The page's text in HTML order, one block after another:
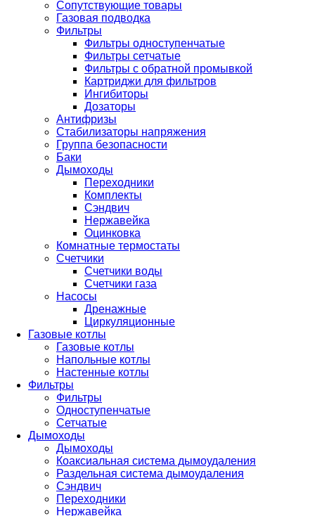
Сопутствующие товары
Газовая подводка
Фильтры
Фильтры одноступенчатые
Фильтры сетчатые
Фильтры с обратной промывкой
Картриджи для фильтров
Ингибиторы
Дозаторы
Антифризы
Стабилизаторы напряжения
Группа безопасности
Баки
Дымоходы
Переходники
Комплекты
Сэндвич
Нержавейка
Оцинковка
Комнатные термостаты
Счетчики
Счетчики воды
Счетчики газа
Насосы
Дренажные
Циркуляционные
Газовые котлы
Газовые котлы
Напольные котлы
Настенные котлы
Фильтры
Фильтры
Одноступенчатые
Сетчатые
Дымоходы
Дымоходы
Коаксиальная система дымоудаления
Раздельная система дымоудаления
Сэндвич
Переходники
Нержавейка